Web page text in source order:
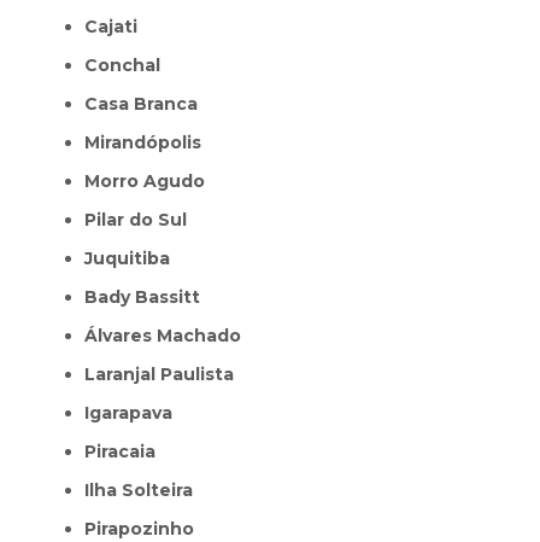
Cajati
Conchal
Casa Branca
Mirandópolis
Morro Agudo
Pilar do Sul
Juquitiba
Bady Bassitt
Álvares Machado
Laranjal Paulista
Igarapava
Piracaia
Ilha Solteira
Pirapozinho